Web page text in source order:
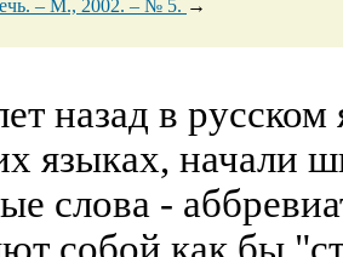
– М., 2002. – № 5. →
назад в
языках, начали
слова -